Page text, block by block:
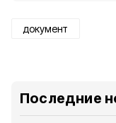
документ
Последние